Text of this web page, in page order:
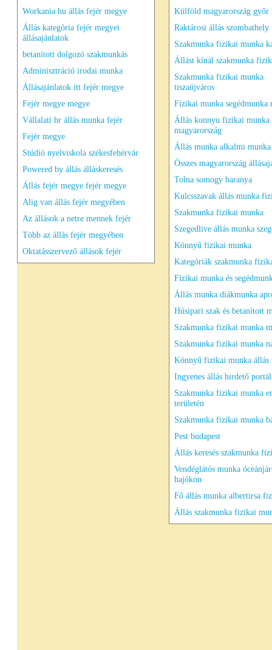
Workania hu állás fejér megye
Állás kategória fejér megyei
állásajánlatok
betanított dolgozó szakmunkás
Adminisztráció irodai munka
Állásajánlatok itt fejér megye
Fejér megye megye
Vállalati hr állás munka fejér
Fejér megye
Stúdió nyelviskola székesfehérvár
Powered by állás álláskeresés
Állás fejér megye fejér megye
Alig van állás fejér megyében
Az állások a netre mennek fejér
Több az állás fejér megyében
Oktatásszervező állások fejér
Külföld magyarország győr
Raktárosi állás
Szakmunka fizikai munka
Állást kínál szakmunka
Szakmunka fizikai munka
tiszaújváros
Fizikai munka segédmunka
Állás konnyu fizikai munka
magyarország
Állás munka alkalmi munka
Összes magyarország
Tolna somogy baranya
Kulcsszavak állás munka
Szakmunka fizikai munka
Szegedlive állás munka
Könnyű fizikai munka
Kategóriák szakmunka
Fizikai munka és
Állás munka diákmunka
Húsipari szak és betanított
Szakmunka fizikai munka
Szakmunka fizikai munka
Könnyű fizikai munka állás
Ingyenes állás hirdető portál
Szakmunka fizikai munka
területén
Szakmunka fizikai munka
Pest budapest
Állás keresés szakmunka
Vendéglátós munka
hajókon
Fő állás munka albertirsa
Állás szakmunka fizikai